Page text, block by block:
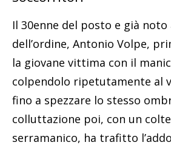
Il 30enne del posto e già noto
dell’ordine, Antonio Volpe,
la giovane vittima con il
colpendolo ripetutamente al
fino a spezzare lo stesso
colluttazione poi, con un
serramanico, ha trafitto